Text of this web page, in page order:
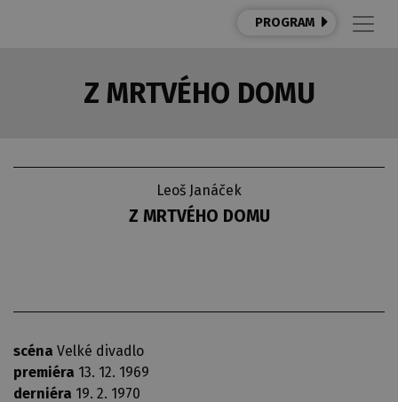
PROGRAM
Z MRTVÉHO DOMU
Leoš Janáček
Z MRTVÉHO DOMU
scéna Velké divadlo
premiéra 13. 12. 1969
derniéra 19. 2. 1970